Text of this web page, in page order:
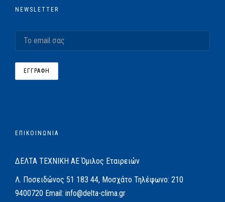
NEWSLETTER
ΕΠΙΚΟΙΝΩΝΙΑ
ΔΕΛΤΑ ΤΕΧΝΙΚΗ ΑΕΌμιλος Εταιρειών
Λ. Ποσειδώνος 51 183 44, Μοσχάτο Τηλέφωνο: 210
9400720 Email: info@delta-clima.gr